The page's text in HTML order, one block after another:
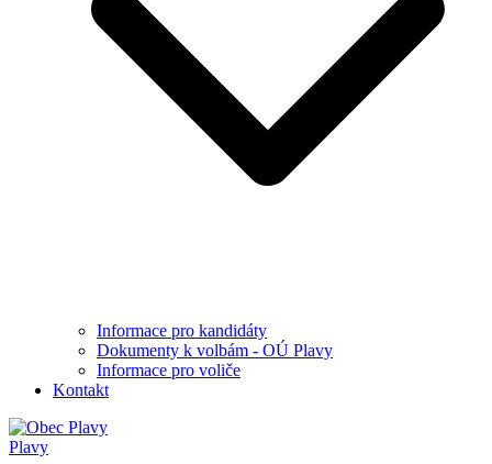
Informace pro kandidáty
Dokumenty k volbám - OÚ Plavy
Informace pro voliče
Kontakt
Plavy